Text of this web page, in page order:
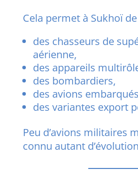
Cela permet à Sukhoï
des chasseurs de
aérienne,
des appareils
des bombardiers,
des avions
des variantes export
Peu d’avions militaires
connu autant